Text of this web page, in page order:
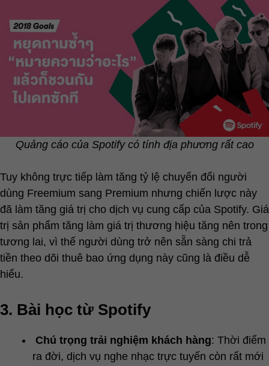
Quảng cáo của Spotify có tính địa phương rất cao
Tuy không trực tiếp làm tăng tỷ lệ chuyển đổi người
dùng Freemium sang Premium nhưng chiến lược này
đã làm tăng giá trị cho dịch vụ cung cấp của Spotify. Giá
trị sản phẩm tăng làm giá trị thương hiệu tăng nên trong
tương lai, vì thế người dùng trở nên sẵn sàng chi trả
tiền theo dõi thuê bao ứng dụng này cũng là điều dễ
hiểu.
3. Bài học từ Spotify
Chú trọng trải nghiệm khách hàng: Thời điểm
ra đời, dịch vụ nghe nhạc trực tuyến còn rất mới